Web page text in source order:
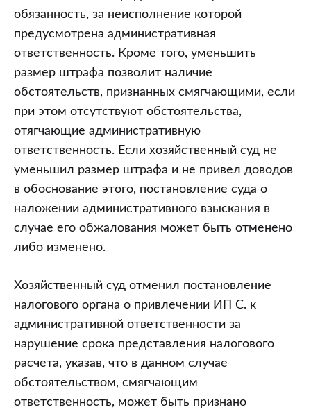
обязанность, за неисполнение которой
предусмотрена административная
ответственность. Кроме того, уменьшить
размер штрафа позволит наличие
обстоятельств, признанных смягчающими, если
при этом отсутствуют обстоятельства,
отягчающие административную
ответственность. Если хозяйственный суд не
уменьшил размер штрафа и не привел доводов
в обоснование этого, постановление суда о
наложении административного взыскания в
случае его обжалования может быть отменено
либо изменено.
Хозяйственный суд отменил постановление
налогового органа о привлечении ИП С. к
административной ответственности за
нарушение срока представления налогового
расчета, указав, что в данном случае
обстоятельством, смягчающим
ответственность, может быть признано